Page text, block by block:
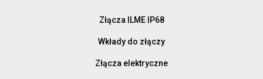
Złącza ILME IP68
Wkłady do złączy
Złącza elektryczne